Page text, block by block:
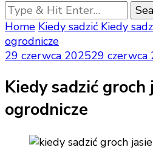
Looking
for
Something?
Home Kiedy sadzić Kiedy
ogrodnicze
29 czerwca 202529 czerwca
Kiedy sadzić
ogrodnicze